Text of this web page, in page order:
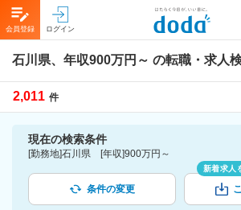
会員登録 ログイン
石川県、年収900万円～ の転職・求人
2,011 件
現在の検索条件
[勤務地]石川県 [年収]900万円～
条件の変更
新着求人